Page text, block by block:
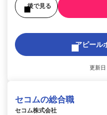
後で見る
アピール
更新
セコムの総合職
セコム株式会社